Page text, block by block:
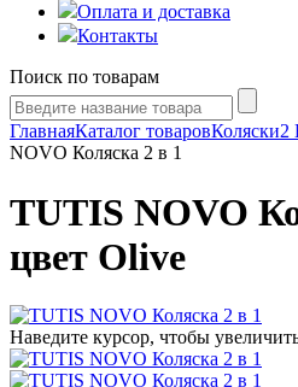
Оплата и доставка
Контакты
Поиск по товарам
ГлавнаяКаталог товаровКоляски2
NOVO Коляска 2 в 1
TUTIS NOVO
цвет Olive
Наведите курсор, чтобы